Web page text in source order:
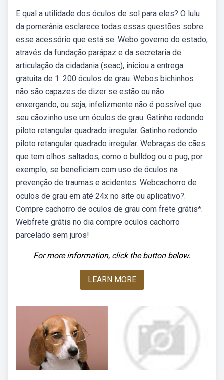
E qual a utilidade dos óculos de sol para eles? O lulu
da pomerânia esclarece todas essas questões sobre
esse acessório que está se. Webo governo do estado,
através da fundação parápaz e da secretaria de
articulação da cidadania (seac), iniciou a entrega
gratuita de 1. 200 óculos de grau. Webos bichinhos
não são capazes de dizer se estão ou não
enxergando, ou seja, infelizmente não é possível que
seu cãozinho use um óculos de grau. Gatinho redondo
piloto retangular quadrado irregular. Gatinho redondo
piloto retangular quadrado irregular. Webraças de cães
que tem olhos saltados, como o bulldog ou o pug, por
exemplo, se beneficiam com uso de óculos na
prevenção de traumas e acidentes. Webcachorro de
oculos de grau em até 24x no site ou aplicativo?.
Compre cachorro de oculos de grau com frete grátis*.
Webfrete grátis no dia compre oculos cachorro
parcelado sem juros!
For more information, click the button below.
LEARN MORE